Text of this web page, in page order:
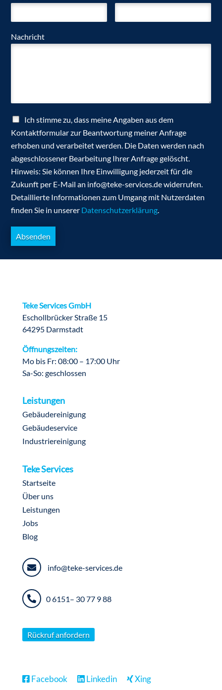
Nachricht
Ich stimme zu, dass meine Angaben aus dem
Kontaktformular zur Beantwortung meiner Anfrage
erhoben und verarbeitet werden. Die Daten werden nach
abgeschlossener Bearbeitung Ihrer Anfrage gelöscht.
Hinweis: Sie können Ihre Einwilligung jederzeit für die
Zukunft per E-Mail an info@teke-services.de widerrufen.
Detaillierte Informationen zum Umgang mit Nutzerdaten
finden Sie in unserer Datenschutzerklärung
Absenden
Teke Services GmbH
Eschollbrücker Straße 15
64295 Darmstadt
Öffnungszeiten:
Mo bis Fr: 08:00 – 17:00 Uhr
Sa-So: geschlossen
Leistungen
Gebäudereinigung
Gebäudeservice
Industriereinigung
Teke Services
Startseite
Über uns
Leistungen
Jobs
Blog
info@teke-services.de
0 6151– 30 77 9 88
Rückruf anfordern
Facebook Linkedin Xing